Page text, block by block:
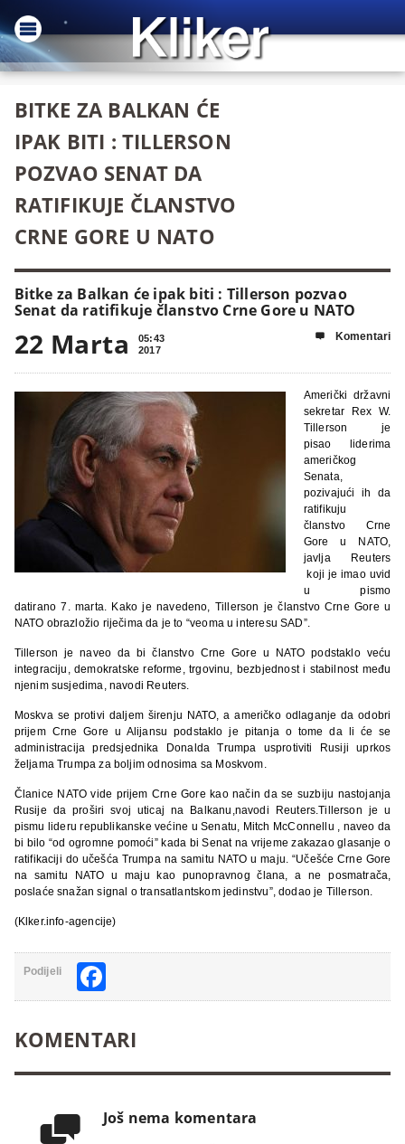
BITKE ZA BALKAN ĆE
IPAK BITI : TILLERSON
POZVAO SENAT DA
RATIFIKUJE ČLANSTVO
CRNE GORE U NATO
Bitke za Balkan će ipak biti : Tillerson pozvao
Senat da ratifikuje članstvo Crne Gore u NATO
22 Marta
05:43
2017
 Komentari
Američki državni
sekretar Rex W.
Tillerson je
pisao liderima
američkog
Senata,
pozivajući ih da
ratifikuju
članstvo Crne
Gore u NATO,
javlja Reuters
koji je imao uvid
u pismo
datirano 7. marta. Kako je navedeno, Tillerson je članstvo Crne Gore u
NATO obrazložio riječima da je to “veoma u interesu SAD”.
Tillerson je naveo da bi članstvo Crne Gore u NATO podstaklo veću
integraciju, demokratske reforme, trgovinu, bezbjednost i stabilnost među
njenim susjedima, navodi Reuters.
Moskva se protivi daljem širenju NATO, a američko odlaganje da odobri
prijem Crne Gore u Alijansu podstaklo je pitanja o tome da li će se
administracija predsjednika Donalda Trumpa usprotiviti Rusiji uprkos
željama Trumpa za boljim odnosima sa Moskvom.
Članice NATO vide prijem Crne Gore kao način da se suzbiju nastojanja
Rusije da proširi svoj uticaj na Balkanu,navodi Reuters.Tillerson je u
pismu lideru republikanske većine u Senatu, Mitch McConnellu , naveo da
bi bilo “od ogromne pomoći” kada bi Senat na vrijeme zakazao glasanje o
ratifikaciji do učešća Trumpa na samitu NATO u maju. “Učešće Crne Gore
na samitu NATO u maju kao punopravnog člana, a ne posmatrača,
poslaće snažan signal o transatlantskom jedinstvu”, dodao je Tillerson.
(Klker.info-agencije)
Podijeli
KOMENTARI
 Još nema komentara